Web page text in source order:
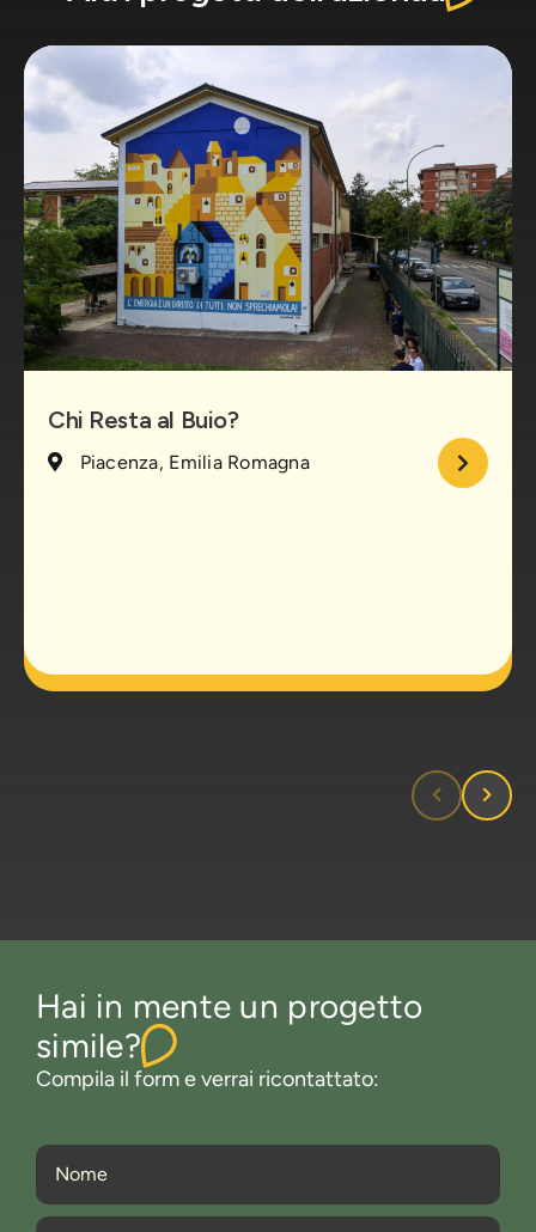
Chi Resta al Buio?
Piacenza, Emilia Romagna
Hai in mente un progetto
simile?
Compila il form e verrai ricontattato: